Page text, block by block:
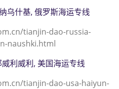
乌什基, 俄罗斯海运专线
tianjin-dao-russia-
naushki.html
利威利, 美国海运专线
tianjin-dao-usa-haiyun-